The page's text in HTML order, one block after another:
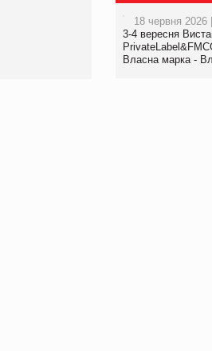
www.trademaster.ua.
правила. Особливості.
18 червня 2026 |
3-4 вересня
Власна марка -